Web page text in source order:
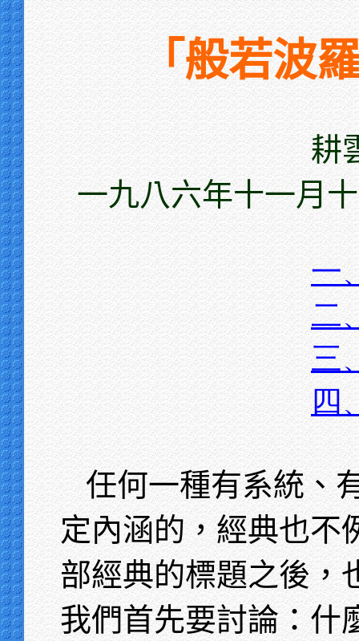
「般若波
耕
一九八六年十一月
一
二
三
四
任何一種有系統、
定內涵的，經典也不
部經典的標題之後，
我們首先要討論：什